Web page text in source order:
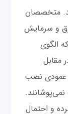
متخصصان
و سرمایش
الگوی
مقابل
عمودی نصب
و احتمال